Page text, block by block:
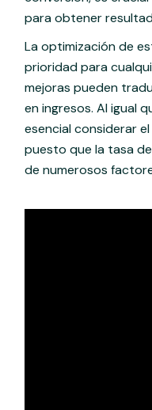
para obtener
La optimización de
prioridad para
mejoras pueden
en ingresos. Al igual
esencial considerar
puesto que la tasa
de numerosos